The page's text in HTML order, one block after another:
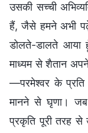
उसकी सच्ची
हैं, जैसे हमने अभी
डोलते-डालते आया
माध्यम से शैतान
—परमेश्वर के
मानने से घृणा। जब
प्रकृति पूरी तरह से